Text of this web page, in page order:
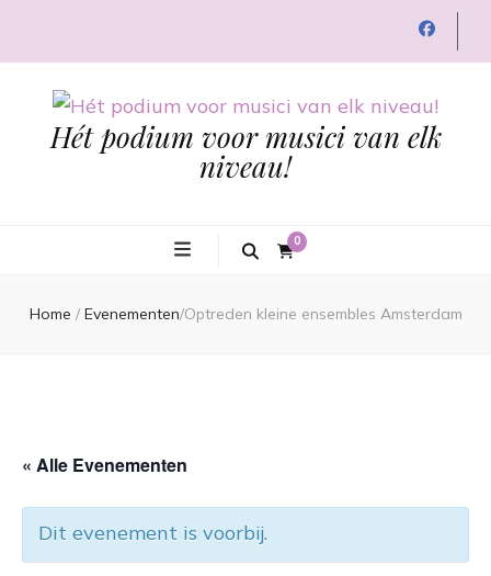
Hét podium voor musici van elk
niveau!
0
Home / Evenementen/Optreden kleine ensembles Amsterdam
« Alle Evenementen
Dit evenement is voorbij.